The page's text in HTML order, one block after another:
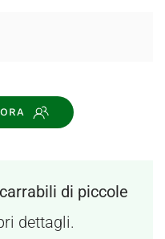
di piccole
dettagli.